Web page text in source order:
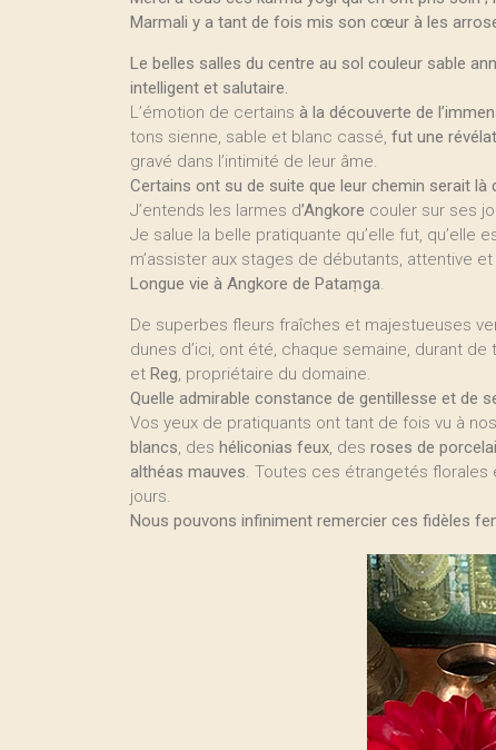
Marmali y a tant de fois mis son cœur à les
Le belles salles du centre au sol couleur sable
intelligent et salutaire.
L’émotion de certains à la découverte de
tons sienne, sable et blanc cassé, fut une
gravé dans l’intimité de leur âme.
Certains ont su de suite que leur chemin serait là
J’entends les larmes d’Angkore couler sur ses
Je salue la belle pratiquante qu’elle fut, qu’elle
m’assister aux stages de débutants, attentive
Longue vie à Angkore de Pataṃga.
De superbes fleurs fraîches et majestueuses
dunes d’ici, ont été, chaque semaine, durant
et Reg, propriétaire du domaine.
Quelle admirable constance de gentillesse et de
Vos yeux de pratiquants ont tant de fois vu à
blancs, des héliconias feux, des roses de
althéas mauves. Toutes ces étrangetés florales
jours.
Nous pouvons infiniment remercier ces fidèles